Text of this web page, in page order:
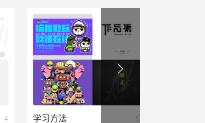
4 学习方法